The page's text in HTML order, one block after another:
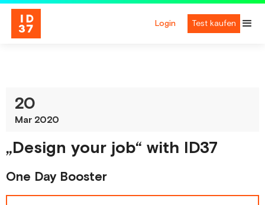
Login Test kaufen
20
Mar 2020
„Design your job“ with ID37
One Day Booster